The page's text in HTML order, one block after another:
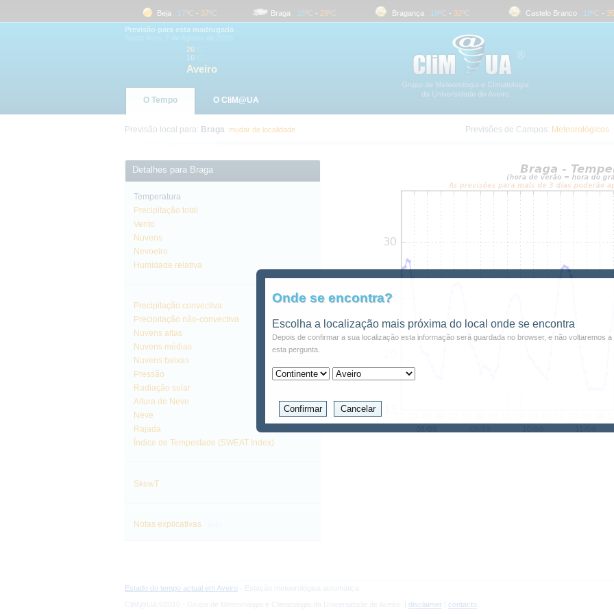
Beja 17 ºC 37 ºC Braga 18 ºC 29 ºC Bragança 18 ºC 32 ºC Castelo Branco 18 ºC 35 ºC
Previsão para esta madrugada
26
16
Aveiro
O Tempo O CliM@UA
Previsão local para: Braga mudar de localidade Previsões de Campos: Meteorológicos
Detalhes para Braga
Temperatura
Precipitação total
Vento
Nuvens
Nevoeiro
Humidade relativa
Precipitação convectiva
Precipitação não-convectiva
Nuvens altas
Nuvens médias
Nuvens baixas
Pressão
Radiação solar
Altura de Neve
Neve
Rajada
Índice de Tempestade (SWEAT Index)
SkewT
Notas explicativas
Estado do tempo actual em Aveiro - Estação meteorológica automática
CliM@UA ©2010 - Grupo de Meteorologia e Climatologia da Universidade de Aveiro | disclaimer contacto
Onde se encontra?
Escolha a localização mais próxima do local onde se encontra
Depois de confirmar a sua localização esta informação será guardada no browser, e não voltaremos a
esta pergunta.